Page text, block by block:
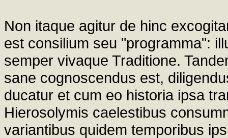
Non itaque agitur de hinc
est consilium seu "programma":
semper vivaque Traditione.
sane cognoscendus est,
ducatur et cum eo historia ipsa
Hierosolymis caelestibus
variantibus quidem temporibus